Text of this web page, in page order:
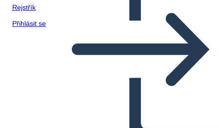
Rejstřík
Přihlásit se